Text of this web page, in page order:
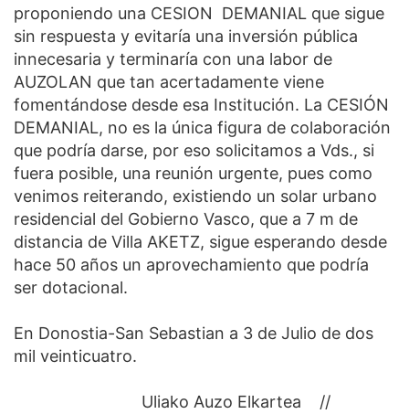
proponiendo una CESION DEMANIAL que sigue
sin respuesta y evitaría una inversión pública
innecesaria y terminaría con una labor de
AUZOLAN que tan acertadamente viene
fomentándose desde esa Institución. La CESIÓN
DEMANIAL, no es la única figura de colaboración
que podría darse, por eso solicitamos a Vds., si
fuera posible, una reunión urgente, pues como
venimos reiterando, existiendo un solar urbano
residencial del Gobierno Vasco, que a 7 m de
distancia de Villa AKETZ, sigue esperando desde
hace 50 años un aprovechamiento que podría
ser dotacional.
En Donostia-San Sebastian a 3 de Julio de dos
mil veinticuatro.
Uliako Auzo Elkartea //